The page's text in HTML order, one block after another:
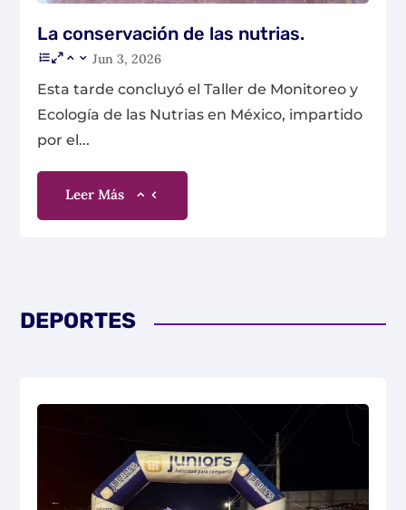
La conservación de las nutrias.
Jun 3, 2026
Esta tarde concluyó el Taller de Monitoreo y
Ecología de las Nutrias en México, impartido
por el...
Leer Más
DEPORTES